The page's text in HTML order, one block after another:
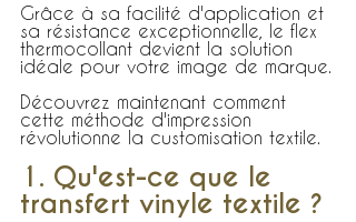
Grâce à sa facilité d'application et
sa résistance exceptionnelle, le flex
thermocollant devient la solution
idéale pour votre image de marque.
Découvrez maintenant comment
cette méthode d'impression
révolutionne la customisation textile.
1. Qu'est-ce que le
transfert vinyle textile ?